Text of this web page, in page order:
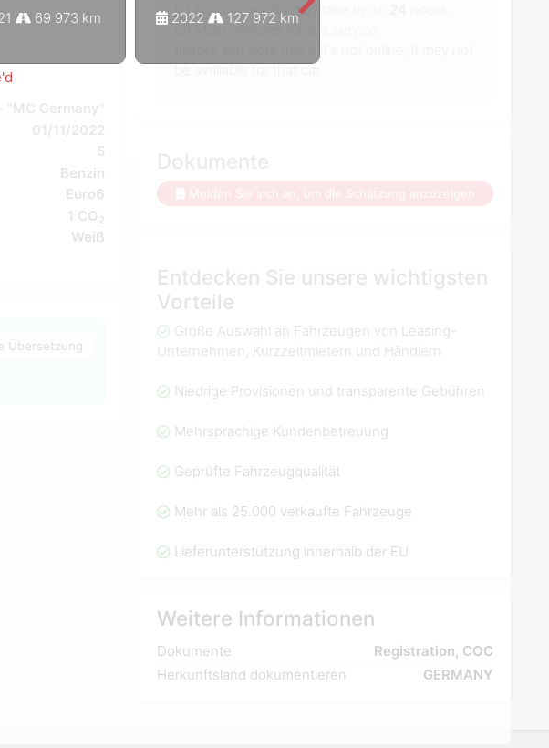
69 973 km 2022 127 972 km
(1) Auction results may take up to
Melden Sie sich an, um die Schätzung anzuzeigen
Entdecken Sie unsere wichtigsten
Vorteile
Große Auswahl an Fahrzeugen von Leasing-
Unternehmen, Kurzzeitmietern und Händlern
Niedrige Provisionen und transparente Gebühren
Mehrsprachige Kundenbetreuung
Geprüfte Fahrzeugqualität
Mehr als 25.000 verkaufte Fahrzeuge
Lieferunterstützung innerhalb der EU
Weitere Informationen
Dokumente
Registration, COC
Herkunftsland dokumentieren
GERMANY
5
Benzin
Euro6
1 CO 2
Weiß
Übersetzung